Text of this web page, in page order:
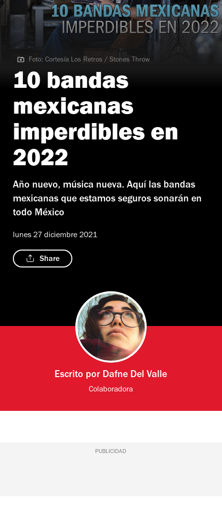
Foto: Cortesía Los Retros / Stones Throw
Foto: Cortesía Los Retros / Stones Throw
10 bandas
mexicanas
imperdibles en
2022
Año nuevo, música nueva. Aquí las bandas
mexicanas que estamos seguros sonarán en
todo México
lunes 27 diciembre 2021
Share
Escrito por Dafne Del Valle
Colaboradora
PUBLICIDAD